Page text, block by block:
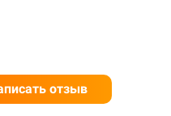
Allium caeruleum
отзыв